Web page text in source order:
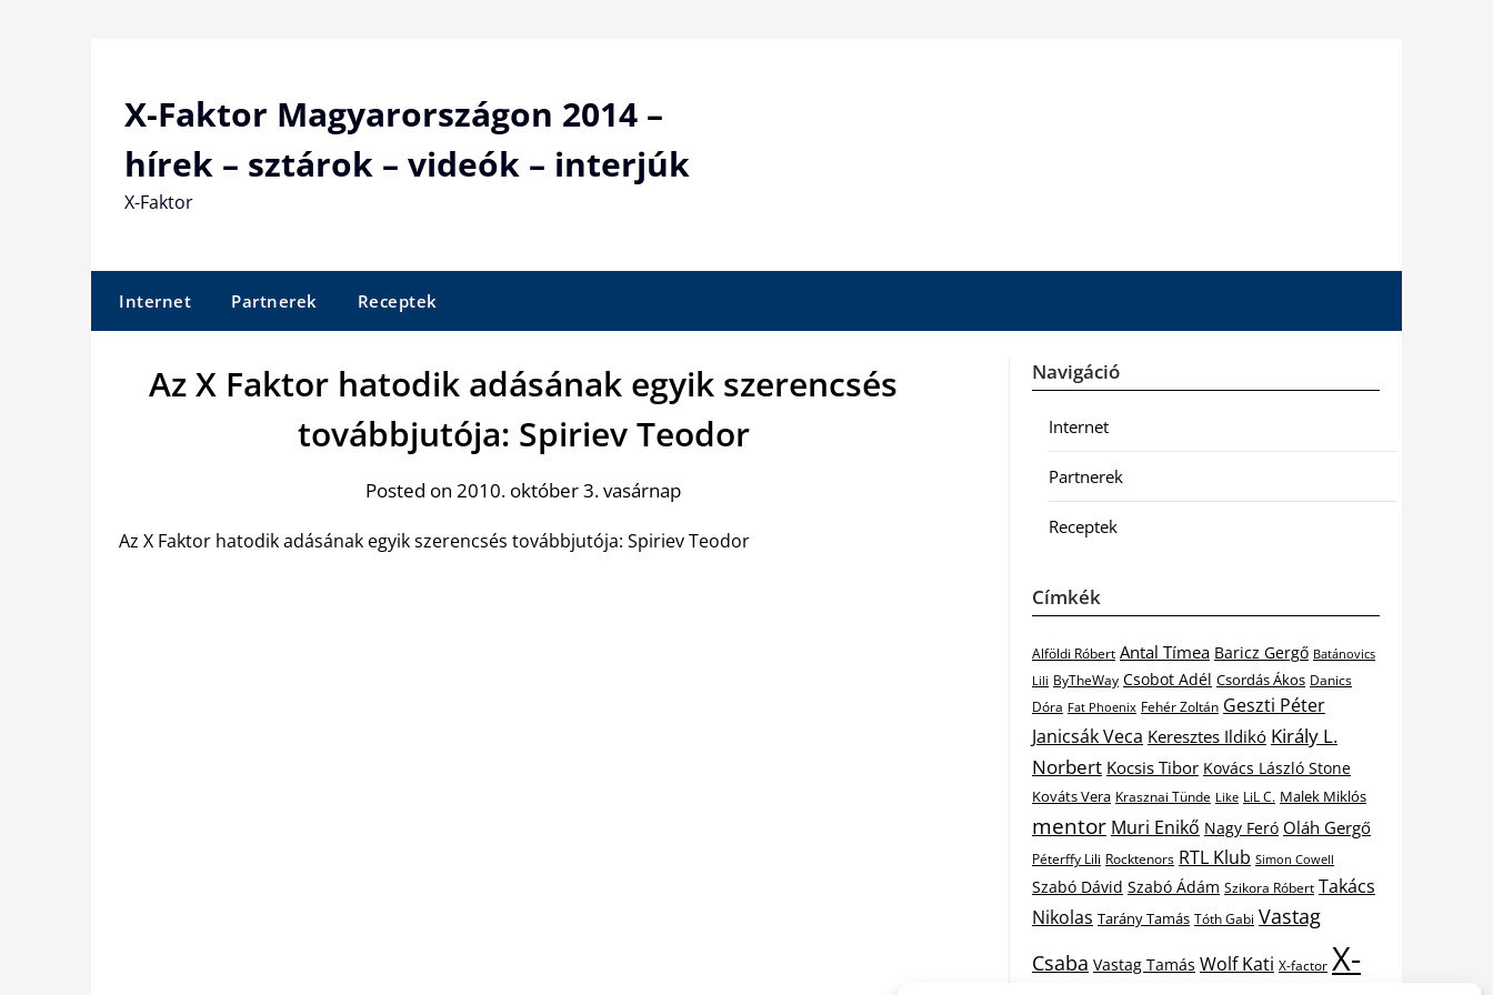
X-Faktor Magyarországon 2014 –
hírek – sztárok – videók – interjúk
X-Faktor
Internet Partnerek Receptek
Az X Faktor hatodik adásának egyik szerencsés
továbbjutója: Spiriev Teodor
Posted on 2010. október 3. vasárnap
Az X Faktor hatodik adásának egyik szerencsés továbbjutója: Spiriev Teodor
Navigáció
Internet
Partnerek
Receptek
Címkék
Alföldi Róbert Antal Tímea Baricz Gergő Batánovics
Lili ByTheWay Csobot Adél Csordás Ákos Danics
Dóra Fat Phoenix Fehér Zoltán Geszti Péter
Janicsák Veca Keresztes Ildikó Király L.
Norbert Kocsis Tibor Kovács László Stone
Kováts Vera Krasznai Tünde Like LiL C. Malek Miklós
mentor Muri Enikő Nagy Feró Oláh Gergő
Péterffy Lili Rocktenors RTL Klub Simon Cowell
Szabó Dávid Szabó Ádám Szikora Róbert Takács
Nikolas Tarány Tamás Tóth Gabi Vastag
Csaba Vastag Tamás Wolf Kati X-factor X-